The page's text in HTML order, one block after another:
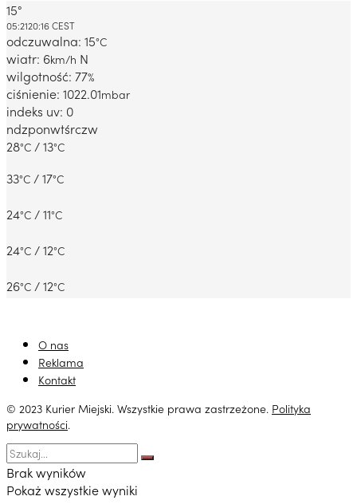
Dabrowa Gornicza, PL
15°
05:2120:16 CEST
odczuwalna: 15°C
wiatr: 6km/h N
wilgotność: 77%
ciśnienie: 1022.01mbar
indeks uv: 0
ndzponwtśrczw
28°C / 13°C
33°C / 17°C
24°C / 11°C
24°C / 12°C
26°C / 12°C
O nas
Reklama
Kontakt
© 2023 Kurier Miejski. Wszystkie prawa zastrzeżone. Polityka
prywatności.
Brak wyników
Pokaż wszystkie wyniki